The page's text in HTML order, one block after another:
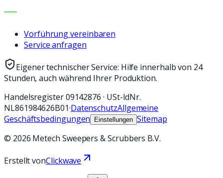
KONTAKT
Vorführung vereinbaren
Service anfragen
Eigener technischer Service: Hilfe innerhalb von 24
Stunden, auch während Ihrer Produktion.
Handelsregister09142876 · USt-IdNr.
NL861984626B01·DatenschutzAllgemeine
Geschäftsbedingungen
Einstellungen Sitemap
© 2026 Metech Sweepers & Scrubbers B.V.
Erstellt vonClickwave